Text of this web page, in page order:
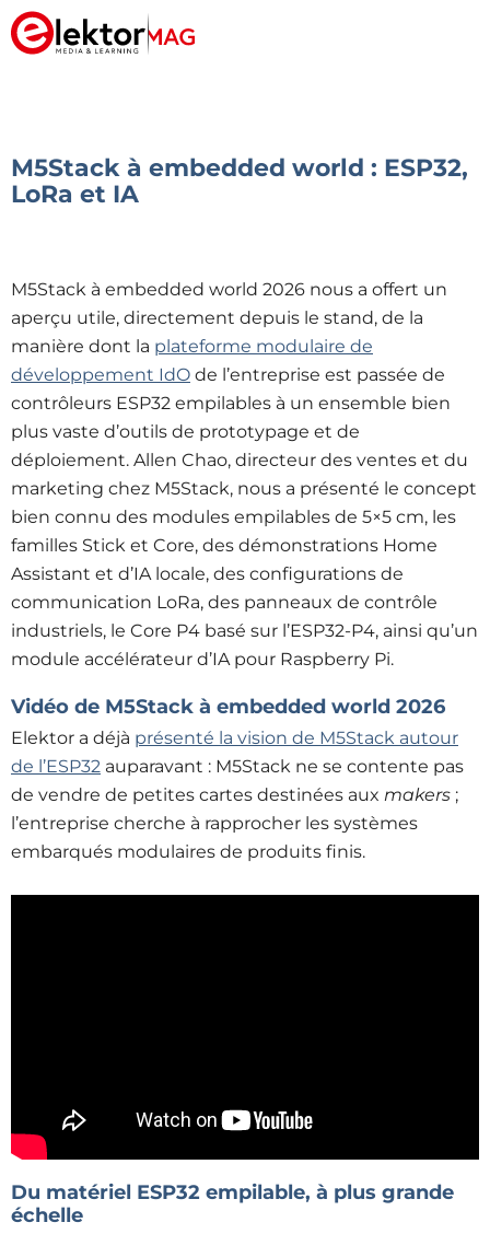
M5Stack à embedded world : ESP32,
LoRa et IA
M5Stack à embedded world 2026 nous a offert un
aperçu utile, directement depuis le stand, de la
manière dont la plateforme modulaire de
développement IdO de l’entreprise est passée de
contrôleurs ESP32 empilables à un ensemble bien
plus vaste d’outils de prototypage et de
déploiement. Allen Chao, directeur des ventes et du
marketing chez M5Stack, nous a présenté le concept
bien connu des modules empilables de 5×5 cm, les
familles Stick et Core, des démonstrations Home
Assistant et d’IA locale, des configurations de
communication LoRa, des panneaux de contrôle
industriels, le Core P4 basé sur l’ESP32-P4, ainsi qu’un
module accélérateur d’IA pour Raspberry Pi.
Vidéo de M5Stack à embedded world 2026
Elektor a déjà présenté la vision de M5Stack autour
de l’ESP32 auparavant : M5Stack ne se contente pas
de vendre de petites cartes destinées aux makers ;
l’entreprise cherche à rapprocher les systèmes
embarqués modulaires de produits finis.
Du matériel ESP32 empilable, à plus grande
échelle